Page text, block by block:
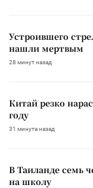
Устроившего
нашли мертвым
28 минут назад
Китай резко
году
31 минута назад
В Таиланде семь
на школу